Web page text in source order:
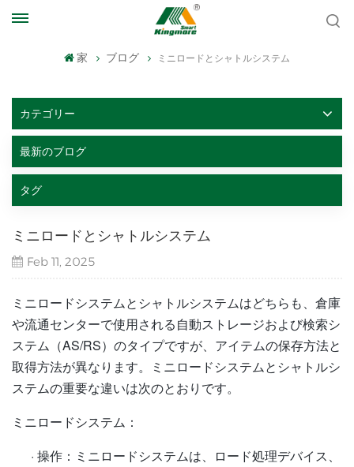
家 ブログ ミニロードとシャトルシステム
カテゴリー
最新のブログ
タグ
ミニロードとシャトルシステム
Feb 11, 2025
ミニロードシステムとシャトルシステムはどちらも、倉庫
や流通センターで使用される自動ストレージおよび検索シ
ステム（AS/RS）のタイプですが、アイテムの保存方法と
取得方法が異なります。ミニロードシステムとシャトルシ
ステムの重要な違いは次のとおりです。
ミニロードシステム：
· 操作：ミニロードシステムは、ロード処理デバイス、